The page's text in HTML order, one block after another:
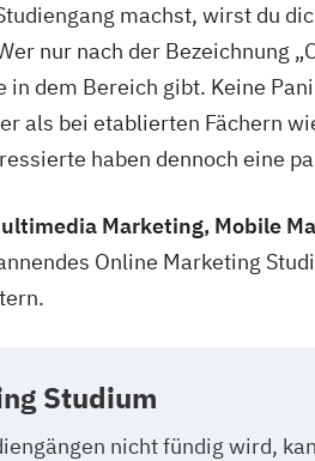
machst, wirst du
nur nach der Bezeichnung
dem Bereich gibt. Keine
als bei etablierten Fächern
haben dennoch eine
Marketing, Mobile
Online Marketing
Studium
nicht fündig wird,